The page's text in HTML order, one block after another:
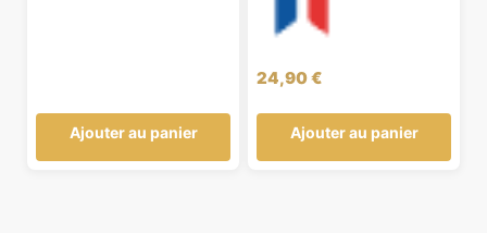
Ajouter au panier
24,90€
Ajouter au panier